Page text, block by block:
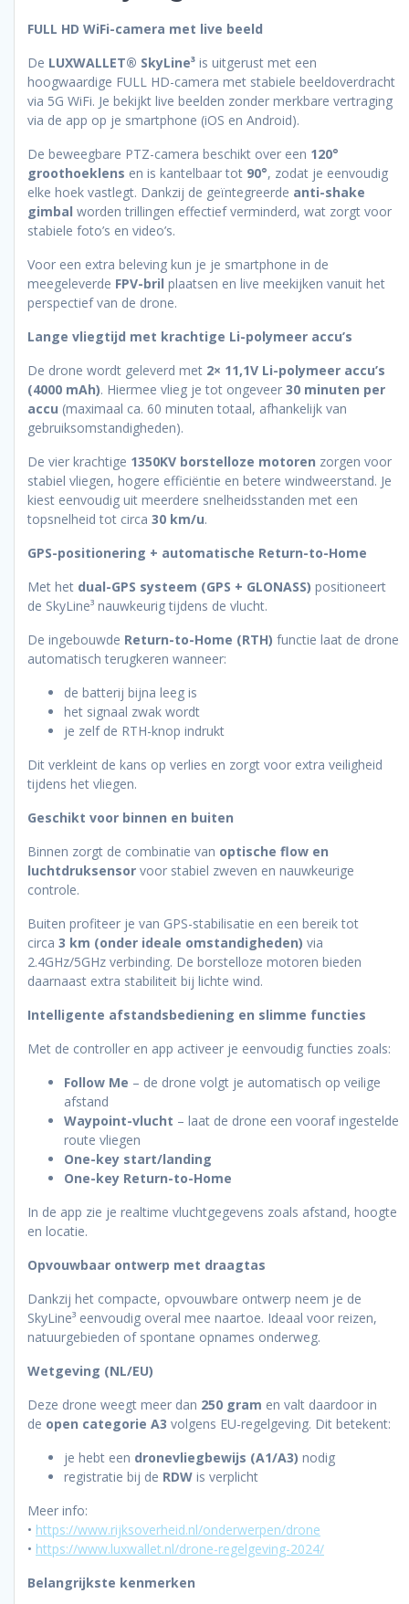
Accu
Draagtas
aantal
FULL HD WiFi-camera met live beeld
De LUXWALLET® SkyLine³ is uitgerust met een
hoogwaardige FULL HD-camera met stabiele beeldoverdracht
via 5G WiFi. Je bekijkt live beelden zonder merkbare vertraging
via de app op je smartphone (iOS en Android).
De beweegbare PTZ-camera beschikt over een 120°
groothoeklens en is kantelbaar tot 90°, zodat je eenvoudig
elke hoek vastlegt. Dankzij de geïntegreerde anti-shake
gimbal worden trillingen effectief verminderd, wat zorgt voor
stabiele foto’s en video’s.
Voor een extra beleving kun je je smartphone in de
meegeleverde FPV-bril plaatsen en live meekijken vanuit het
perspectief van de drone.
Lange vliegtijd met krachtige Li-polymeer accu’s
De drone wordt geleverd met 2× 11,1V Li-polymeer accu’s
(4000 mAh). Hiermee vlieg je tot ongeveer 30 minuten per
accu (maximaal ca. 60 minuten totaal, afhankelijk van
gebruiksomstandigheden).
De vier krachtige 1350KV borstelloze motoren zorgen voor
stabiel vliegen, hogere efficiëntie en betere windweerstand. Je
kiest eenvoudig uit meerdere snelheidsstanden met een
topsnelheid tot circa 30 km/u.
GPS-positionering + automatische Return-to-Home
Met het dual-GPS systeem (GPS + GLONASS) positioneert
de SkyLine³ nauwkeurig tijdens de vlucht.
De ingebouwde Return-to-Home (RTH) functie laat de drone
automatisch terugkeren wanneer:
de batterij bijna leeg is
het signaal zwak wordt
je zelf de RTH-knop indrukt
Dit verkleint de kans op verlies en zorgt voor extra veiligheid
tijdens het vliegen.
Geschikt voor binnen en buiten
Binnen zorgt de combinatie van optische flow en
luchtdruksensor voor stabiel zweven en nauwkeurige
controle.
Buiten profiteer je van GPS-stabilisatie en een bereik tot
circa 3 km (onder ideale omstandigheden) via
2.4GHz/5GHz verbinding. De borstelloze motoren bieden
daarnaast extra stabiliteit bij lichte wind.
Intelligente afstandsbediening en slimme functies
Met de controller en app activeer je eenvoudig functies zoals:
Follow Me – de drone volgt je automatisch op veilige
afstand
Waypoint-vlucht – laat de drone een vooraf ingestelde
route vliegen
One-key start/landing
One-key Return-to-Home
In de app zie je realtime vluchtgegevens zoals afstand, hoogte
en locatie.
Opvouwbaar ontwerp met draagtas
Dankzij het compacte, opvouwbare ontwerp neem je de
SkyLine³ eenvoudig overal mee naartoe. Ideaal voor reizen,
natuurgebieden of spontane opnames onderweg.
Wetgeving (NL/EU)
Deze drone weegt meer dan 250 gram en valt daardoor in
de open categorie A3 volgens EU-regelgeving. Dit betekent:
je hebt een dronevliegbewijs (A1/A3) nodig
registratie bij de RDW is verplicht
Meer info:
• https://www.rijksoverheid.nl/onderwerpen/drone
• https://www.luxwallet.nl/drone-regelgeving-2024/
Belangrijkste kenmerken